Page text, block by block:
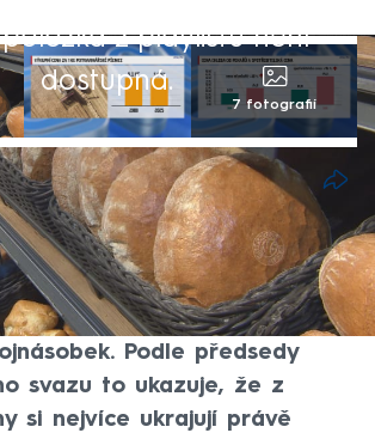
z playlistu není
dostupná.
7 fotografií
nahoru. Pekárny jej od
o 48 procent, v
však k mání za stejné období
Podle předsedy
svazu to ukazuje, že z
si nejvíce ukrajují právě